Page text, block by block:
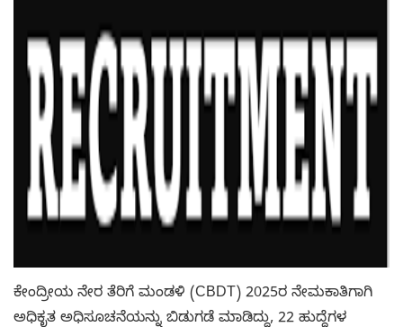
ಕೇಂದ್ರೀಯ ನೇರ ತೆರಿಗೆ ಮಂಡಳಿ (CBDT) 2025ರ ನೇಮಕಾತಿಗಾಗಿ
ಅಧಿಕೃತ ಅಧಿಸೂಚನೆಯನ್ನು ಬಿಡುಗಡೆ ಮಾಡಿದ್ದು, 22 ಹುದ್ದೆಗಳ